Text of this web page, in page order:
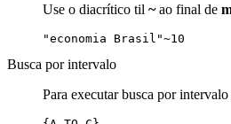
Use o diacrítico til ~ao final de
"economia Brasil"~10
Busca por intervalo
Para executar busca por